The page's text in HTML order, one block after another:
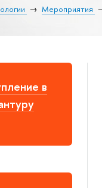
Мероприятия
в